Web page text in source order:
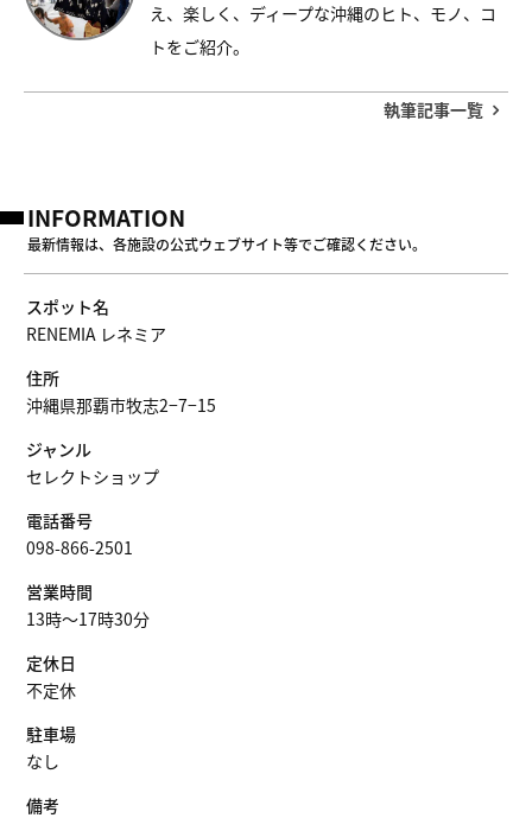
え、楽しく、ディープな沖縄のヒト、モノ、コ
トをご紹介。
執筆記事一覧
INFORMATION
最新情報は、各施設の公式ウェブサイト等でご確認ください。
スポット名
RENEMIA レネミア
住所
沖縄県那覇市牧志2−7−15
ジャンル
セレクトショップ
電話番号
098-866-2501
営業時間
13時〜17時30分
定休日
不定休
駐車場
なし
備考